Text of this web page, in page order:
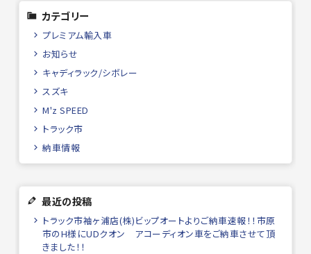
カテゴリー
プレミアム輸入車
お知らせ
キャディラック/シボレー
スズキ
M'z SPEED
トラック市
納車情報
最近の投稿
トラック市袖ヶ浦店(株)ビップオートよりご納車速報！！市原
市のH様にUDクオン アコーディオン車をご納車させて頂
きました！！